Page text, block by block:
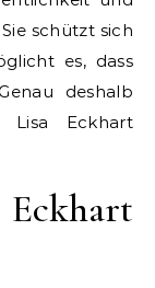
schützt sich
es, dass
deshalb
Eckhart